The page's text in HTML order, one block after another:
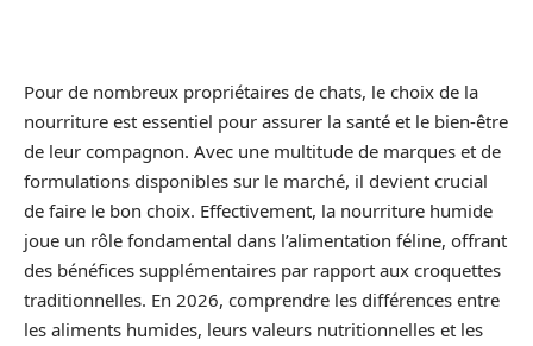
Pour de nombreux propriétaires de chats, le choix de la
nourriture est essentiel pour assurer la santé et le bien-être
de leur compagnon. Avec une multitude de marques et de
formulations disponibles sur le marché, il devient crucial
de faire le bon choix. Effectivement, la nourriture humide
joue un rôle fondamental dans l’alimentation féline, offrant
des bénéfices supplémentaires par rapport aux croquettes
traditionnelles. En 2026, comprendre les différences entre
les aliments humides, leurs valeurs nutritionnelles et les